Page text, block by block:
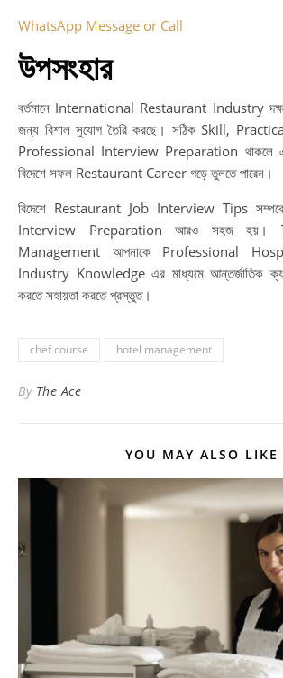
WhatsApp Message or Call
উপসংহার
বর্তমানে International Restaurant Industry
জন্য বিশাল সুযোগ তৈরি করছে। সঠিক Skill,
Professional Interview Preparation থাকলে
বিদেশে সফল Restaurant Career গড়ে তুলতে পারেন।
বিদেশে Restaurant Job Interview Tips সম্পর্কে
Interview Preparation আরও সহজ হয়।
Management আপনাকে Professional
Industry Knowledge এর মাধ্যমে আন্তর্জাতিক
করতে সহায়তা করতে প্রস্তুত।
chef course hotel management
By The Ace
YOU MAY ALSO LIKE